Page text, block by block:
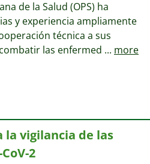
de la Salud (OPS) ha
y experiencia ampliamente
técnica a sus
las enfermed ... more
vigilancia de las
2